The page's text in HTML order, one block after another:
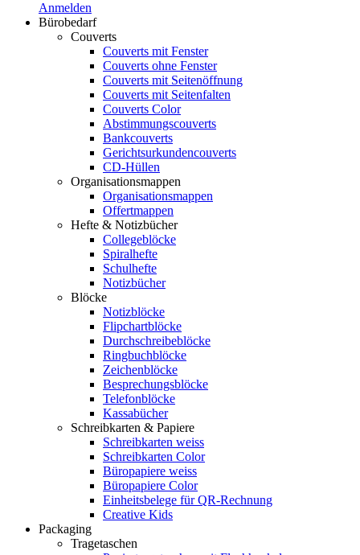
Anmelden
Bürobedarf
Couverts
Couverts mit Fenster
Couverts ohne Fenster
Couverts mit Seitenöffnung
Couverts mit Seitenfalten
Couverts Color
Abstimmungscouverts
Bankcouverts
Gerichtsurkundencouverts
CD-Hüllen
Organisationsmappen
Organisationsmappen
Offertmappen
Hefte & Notizbücher
Collegeblöcke
Spiralhefte
Schulhefte
Notizbücher
Blöcke
Notizblöcke
Flipchartblöcke
Durchschreibeblöcke
Ringbuchblöcke
Zeichenblöcke
Besprechungsblöcke
Telefonblöcke
Kassabücher
Schreibkarten & Papiere
Schreibkarten weiss
Schreibkarten Color
Büropapiere weiss
Büropapiere Color
Einheitsbelege für QR-Rechnung
Creative Kids
Packaging
Tragetaschen